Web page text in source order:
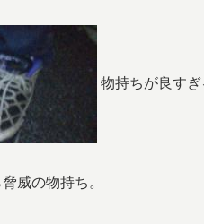
物持ちが良すぎ
威の物持ち。